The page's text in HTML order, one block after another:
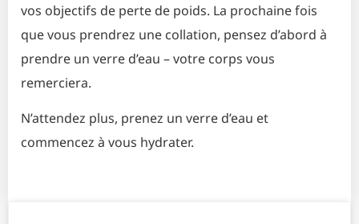
vos objectifs de perte de poids. La prochaine fois
que vous prendrez une collation, pensez d’abord à
prendre un verre d’eau – votre corps vous
remerciera.
N’attendez plus, prenez un verre d’eau et
commencez à vous hydrater.